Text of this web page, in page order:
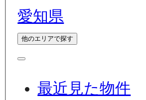
愛知県
他のエリアで探す
最近見た物件